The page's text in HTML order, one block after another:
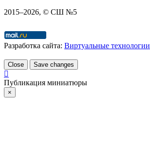
2015–2026, © СШ №5
Разработка сайта: Виртуальные технологии
Close Save changes
Публикация миниатюры
×